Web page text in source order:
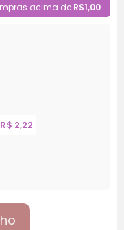
acima de R$1,00.
R$ 2,22